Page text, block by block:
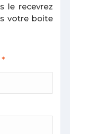
le recevrez
votre boite
*